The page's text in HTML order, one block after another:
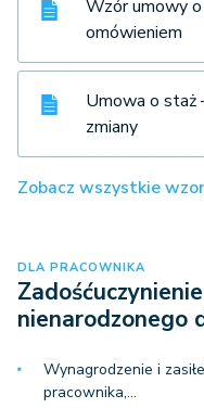
Wzór umowy
omówieniem
Umowa o staż
zmiany
Zobacz wszystkie
DLA PRACOWNIKA
nienarodzonego
Wynagrodzenie i
pracownika,…